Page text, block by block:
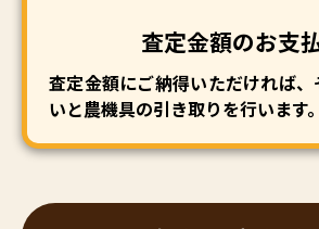
査定金額のお支
査定金額にご納得いただければ
いと農機具の引き取りを行います。